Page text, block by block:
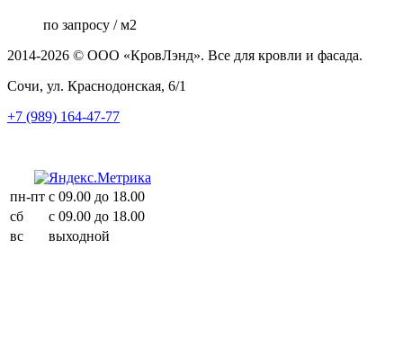
по запросу / м2
2014-2026 © ООО «КровЛэнд». Все для кровли и фасада.
Сочи, ул. Краснодонская, 6/1
+7 (989) 164-47-77
пн-пт с 09.00 до 18.00
сб
с 09.00 до 18.00
вс
выходной